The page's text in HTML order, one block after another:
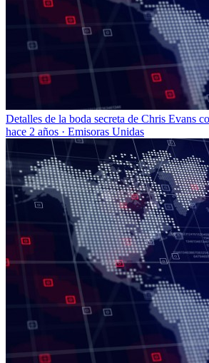
Detalles de la boda secreta de Chris Evans
hace 2 años · Emisoras Unidas